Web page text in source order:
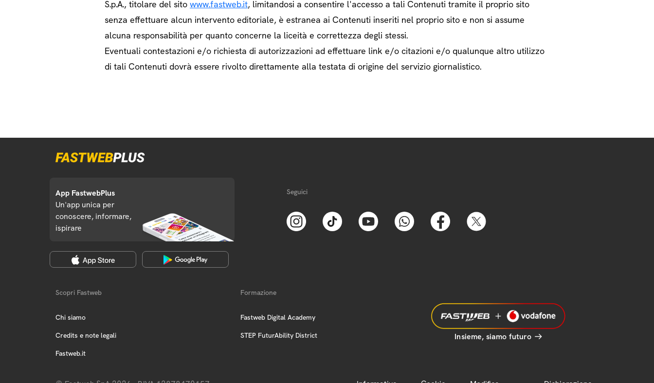
S.p.A., titolare del sito www.fastweb.it, limitandosi a consentire l'accesso a tali Contenuti tramite il proprio sito
senza effettuare alcun intervento editoriale, è estranea ai Contenuti inseriti nel proprio sito e non si assume
alcuna responsabilità per quanto concerne la liceità e correttezza degli stessi.
Eventuali contestazioni e/o richiesta di autorizzazioni ad effettuare link e/o citazioni e/o qualunque altro utilizzo
di tali Contenuti dovrà essere rivolto direttamente alla testata di origine del servizio giornalistico.
App FastwebPlus
Un'app unica per
conoscere, informare,
ispirare
Seguici
Scopri Fastweb
Chi siamo
Credits e note legali
Fastweb.it
Formazione
Fastweb Digital Academy
STEP FuturAbility District Insieme, siamo futuro